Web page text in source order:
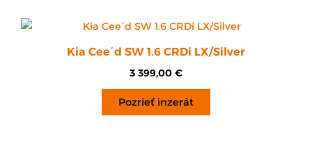
Kia Cee´d SW 1.6 CRDi LX/Silver
3 399,00 €
Pozrieť inzerát